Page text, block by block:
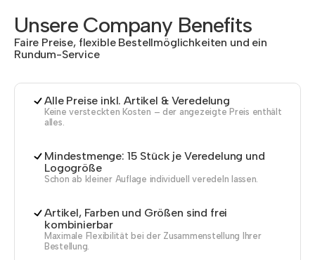
Unsere Company Benefits
Faire Preise, flexible Bestellmöglichkeiten und ein
Rundum-Service
Alle Preise inkl. Artikel & Veredelung
Keine versteckten Kosten – der angezeigte Preis enthält
alles.
Mindestmenge: 15 Stück je Veredelung und
Logogröße
Schon ab kleiner Auflage individuell veredeln lassen.
Artikel, Farben und Größen sind frei
kombinierbar
Maximale Flexibilität bei der Zusammenstellung Ihrer
Bestellung.